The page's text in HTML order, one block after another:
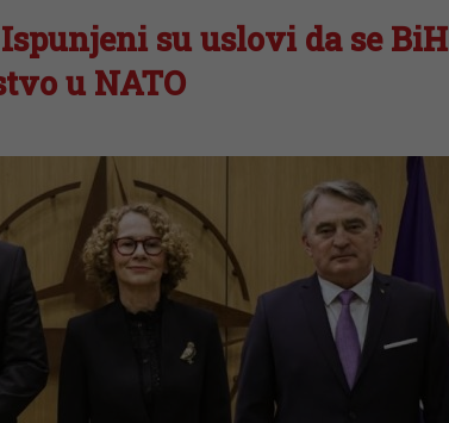
su uslovi da se BiH
u NATO